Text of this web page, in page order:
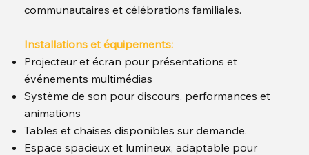
communautaires et célébrations familiales.
Installations et équipements:
Projecteur et écran pour présentations et
événements multimédias
Système de son pour discours, performances et
animations
Tables et chaises disponibles sur demande.
Espace spacieux et lumineux, adaptable pour